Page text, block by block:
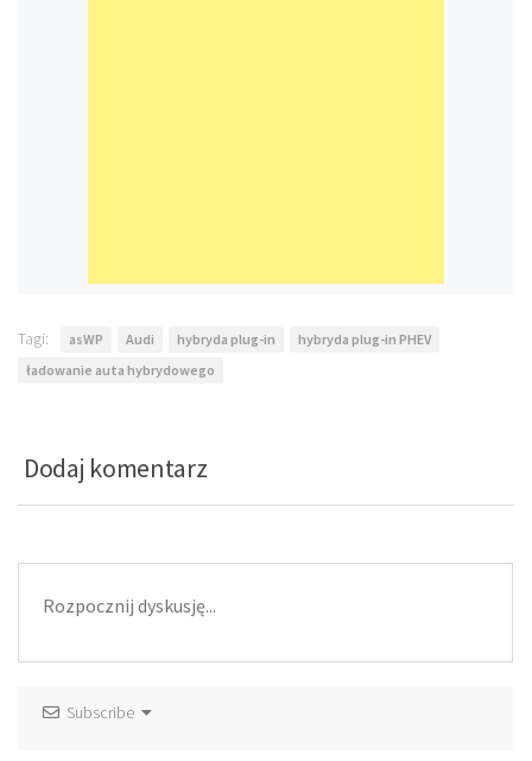
Tagi: asWP Audi hybryda plug-in
hybryda plug-in PHEV
ładowanie auta hybrydowego
Dodaj komentarz
Subscribe